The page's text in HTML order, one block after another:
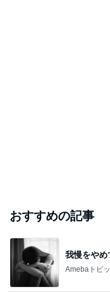
おすすめの記事
我慢をやめ
Amebaトピ